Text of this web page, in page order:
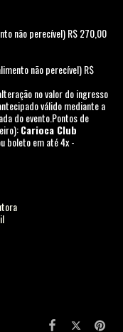
não perecível) R$ 270,00
não perecível) R$
no valor do ingresso
válido mediante a
do evento.Pontos de
Carioca Club
boleto em até 4x -